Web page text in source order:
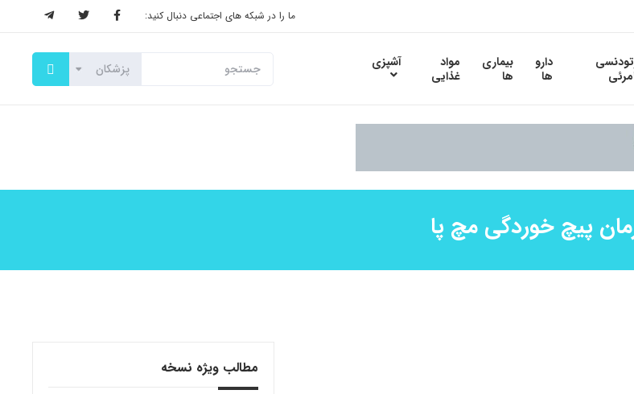
ما را در شبکه های اجتماعی دنبال کنید:
دارو
ها
بیماری
ها
مواد
غذایی
آشپزی
پیچ خوردگی مچ پا
مطالب ویژه نسخه